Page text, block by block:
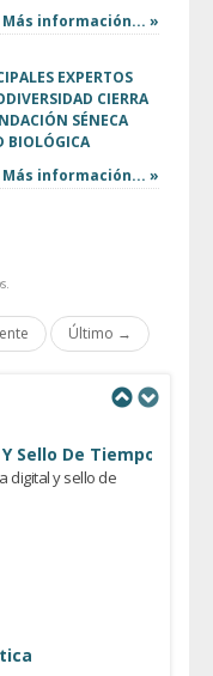
Más información... »
EXPERTOS
CIERRA
SÉNECA
BIOLÓGICA
Más información... »
Último →
Sello De Tiempo
digital y sello de
Previous